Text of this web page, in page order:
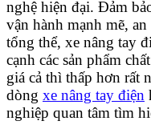
nghệ hiện đại. Đảm
vận hành mạnh mẽ,
tổng thể, xe nâng tay
cạnh các sản phẩm
giá cả thì thấp hơn rất
dòng xe nâng tay điện
nghiệp quan tâm tìm